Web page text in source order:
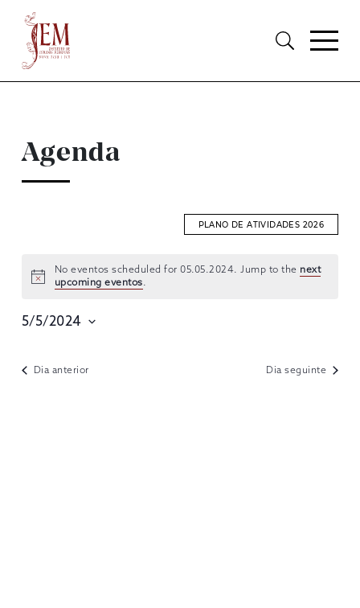
Agenda
PLANO DE ATIVIDADES 2026
No eventos scheduled for 05.05.2024. Jump to the next
upcoming eventos.
EVENTOS
SEARCH
VIEWS
5/5/2024
Dia anterior Dia seguinte